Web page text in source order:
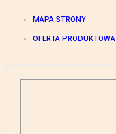
MAPA STRONY
OFERTA PRODUKTOWA